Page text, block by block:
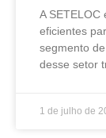
A SETELOC
eficientes
segmento
desse setor
1 de julho de